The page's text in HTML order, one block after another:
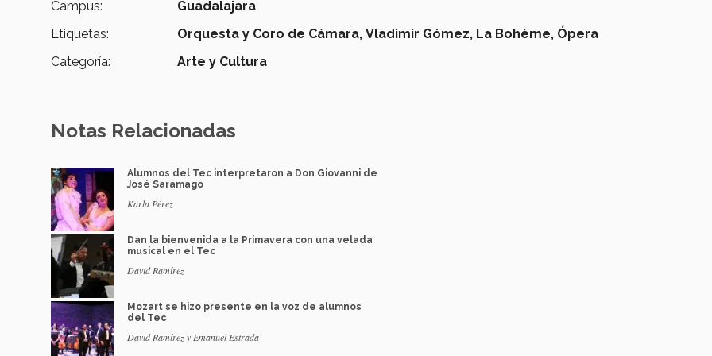
Campus:
Guadalajara
Etiquetas:
Orquesta y Coro de Cámara, Vladimir Gómez, La Bohème, Ópera
Categoría:
Arte y Cultura
Notas Relacionadas
Alumnos del Tec interpretaron a Don Giovanni de
José Saramago
Karla Pérez
Dan la bienvenida a la Primavera con una velada
musical en el Tec
David Ramírez
Mozart se hizo presente en la voz de alumnos
del Tec
David Ramírez y Emanuel Estrada